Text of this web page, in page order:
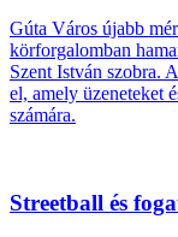
Gúta Város újabb
körforgalomban
Szent István szobra.
el, amely üzeneteket
számára.
Streetball és